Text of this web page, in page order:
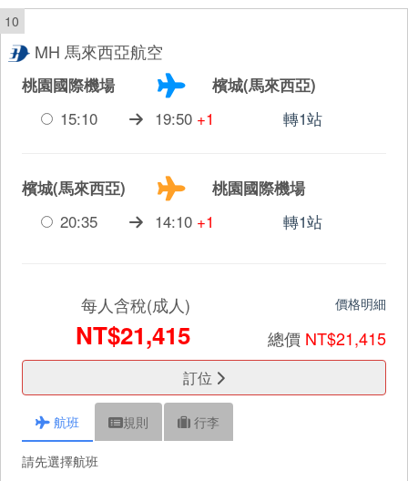
10
MH 馬來西亞航空
桃園國際機場
檳城(馬來西亞)
15:10
19:50 +1 轉1站
檳城(馬來西亞)
桃園國際機場
20:35
14:10 +1 轉1站
每人含稅(成人)
NT$21,415
價格明細
總價 NT$21,415
訂位
航班 規則 行李
請先選擇航班